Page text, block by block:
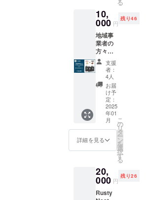
で連絡
しま
す。
も最も
ゴール
く、ま
るで日
の出の
光を思
わせる
ような
透明
感、白
里海岸
の爽や
かの海
風に加
平洋を
渡って
海風を
思わせ
ピカル
トで
す。 ★
お礼の
メッ
セージ
付き ★
オリジ
ナルス
テッ
カー 1
Rusty
Nest
Sessio
n IPAに
ついて
＞ 定番
IPA の
特徴で
ルー
Sessio
n
IPA」！
現在は
OEMの
限定醸
造と
なって
います
が、
2024年
12月の
自社醸
造所
（Rust
y Nest
Brewer
第一弾
となる
Rusty
Nest
る
10,
000 円
残り46
地域事
業者の
方々と
コラボ
レー
ション
して造
る大網
白里市
産のク
ラフト
ビー
ル。 ★
コラボ
ビール
試作
★ オリ
ジナル
コース
ター 1
支援
者：
4人
お届
け予
定：
2025
年01
月
詳細を見る
こ
の
リ
タ
ー
ン
を
選
択
す
る
20,
000 円
残り26
Rusty